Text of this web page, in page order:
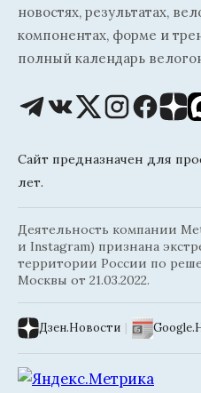
новостях, результатах,
компонентах, форме и
полный календарь
Сайт предназначен для
лет.
Деятельность компании
и Instagram) признана
территории России по
Москвы от 21.03.2022.
Дзен.Новости